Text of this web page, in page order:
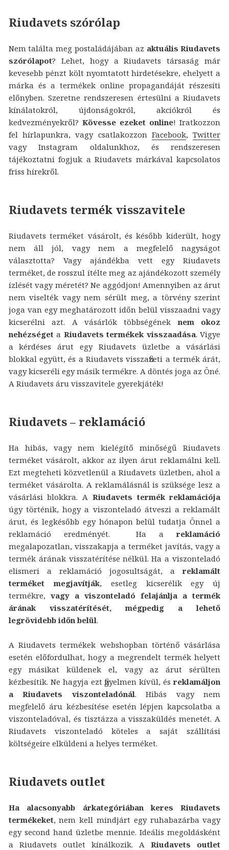
Riudavets szórólap
Nem találta meg postaládájában az aktuális Riudavets
szórólapot? Lehet, hogy a Riudavets társaság már
kevesebb pénzt költ nyomtatott hirdetésekre, ehelyett a
márka és a termékek online propagandáját részesíti
előnyben. Szeretne rendszeresen értesülni a Riudavets
kínálatokról, újdonságokról, akciókról és
kedvezményekről? Kövesse ezeket online! Iratkozzon
fel hírlapunkra, vagy csatlakozzonFacebook,Twitter
vagy Instagram oldalunkhoz, és rendszeresen
tájékoztatni fogjuk a Riudavets márkával kapcsolatos
friss hírekről.
Riudavets termék visszavitele
Riudavets terméket vásárolt, és később kiderült, hogy
nem áll jól, vagy nem a megfelelő nagyságot
választotta? Vagy ajándékba vett egy Riudavets
terméket, de rosszul ítélte meg az ajándékozott személy
ízlését vagy méretét? Ne aggódjon! Amennyiben az árut
nem viselték vagy nem sérült meg, a törvény szerint
joga van egy meghatározott időn belül visszaadni vagy
kicserélni azt. A vásárlók többségéneknem okoz
nehézségeta Riudavets termékek visszaadása. Vigye
a kérdéses árut egy Riudavets üzletbe a vásárlási
blokkal együtt, és a Riudavets visszafizeti a termék árát,
vagy kicseréli egy másik termékre. A döntés joga az Öné.
A Riudavets áru visszavitele gyerekjáték!
Riudavets – reklamáció
Ha hibás, vagy nem kielégítő minőségű Riudavets
terméket vásárolt, akkor az ilyen árut reklamálni kell.
Ezt megteheti közvetlenül a Riudavets üzletben, ahol a
terméket vásárolta. A reklamálásnál is szüksége lesz a
vásárlási blokkra. A Riudavets termék reklamációja
úgy történik, hogy a viszonteladó átveszi a reklamált
árut, és legkésőbb egy hónapon belül tudatja Önnel a
reklamáció eredményét. Ha areklamáció
megalapozatlan, visszakapja a terméket javítás, vagy a
termék árának visszatérítése nélkül. Ha a viszonteladó
elismeri a reklamáció jogosultságát, areklamált
terméket megjavítják, esetleg kicserélik egy új
termékre, vagy a viszonteladó felajánlja a termék
árának visszatérítését, mégpedig a lehető
legrövidebb időn belül.
A Riudavets termékek webshopban történő vásárlása
esetén előfordulhat, hogy a megrendelt termék helyett
egy másikat küldenek el, vagy az árut sérülten
kézbesítik. Ne hagyja ezt figyelmen kívül, ésreklamáljon
a Riudavets viszonteladónál. Hibás vagy nem
megfelelő áru kézbesítése esetén lépjen kapcsolatba a
viszonteladóval, és tisztázza a visszaküldés menetét. A
Riudavets viszonteladó köteles a saját szállítási
költségeire elküldeni a helyes terméket.
Riudavets outlet
Ha alacsonyabb árkategóriában keres Riudavets
termékeket, nem kell mindjárt egy ruhabazárba vagy
egy second hand üzletbe mennie. Ideális megoldásként
a Riudavets outlet kínálkozik. ARiudavets outlet